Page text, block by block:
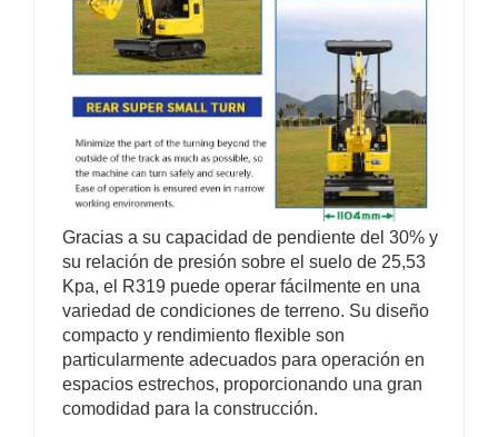
Gracias a su capacidad de pendiente del 30% y
su relación de presión sobre el suelo de 25,53
Kpa, el R319 puede operar fácilmente en una
variedad de condiciones de terreno. Su diseño
compacto y rendimiento flexible son
particularmente adecuados para operación en
espacios estrechos, proporcionando una gran
comodidad para la construcción.